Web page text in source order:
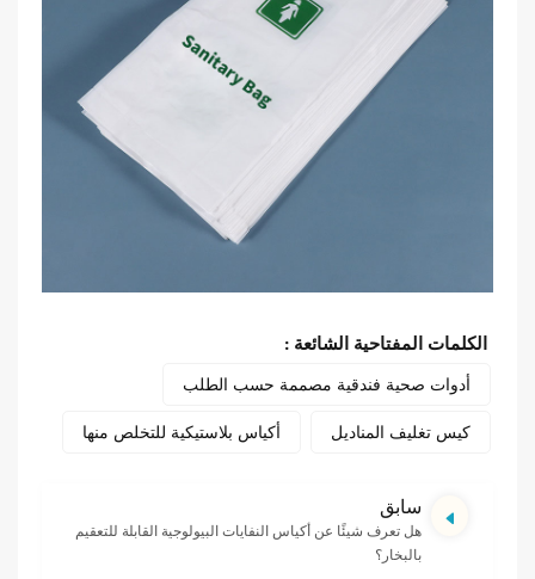
الكلمات المفتاحية الشائعة :
أدوات صحية فندقية مصممة حسب الطلب
كيس تغليف المناديل
أكياس بلاستيكية للتخلص منها
سابق
هل تعرف شيئًا عن أكياس النفايات البيولوجية القابلة للتعقيم
بالبخار؟